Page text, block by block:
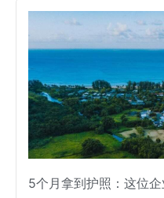
5个月拿到护照：这位